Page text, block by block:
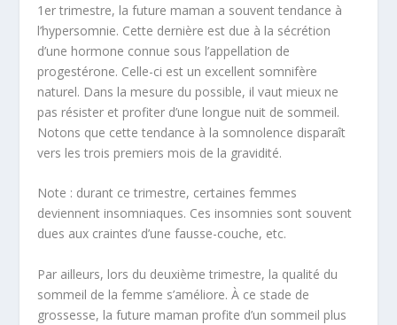
1 er trimestre, la future maman a souvent tendance à
l’hypersomnie. Cette dernière est due à la sécrétion
d’une hormone connue sous l’appellation de
progestérone. Celle-ci est un excellent somnifère
naturel. Dans la mesure du possible, il vaut mieux ne
pas résister et profiter d’une longue nuit de sommeil.
Notons que cette tendance à la somnolence disparaît
vers les trois premiers mois de la gravidité.
Note : durant ce trimestre, certaines femmes
deviennent insomniaques. Ces insomnies sont souvent
dues aux craintes d’une fausse-couche, etc.
Par ailleurs, lors du deuxième trimestre, la qualité du
sommeil de la femme s’améliore. À ce stade de
grossesse, la future maman profite d’un sommeil plus